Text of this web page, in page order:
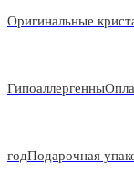
Оригинальные
Гипоаллергенны
годПодарочная